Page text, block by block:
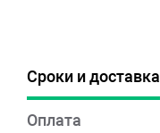
Сроки и доставка
Оплата